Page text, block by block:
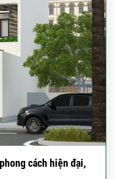
cách hiện đại,